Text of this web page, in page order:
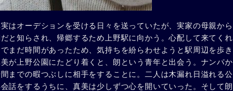
はオーデションを受ける日々を送っていたが、実家の母親から
と知らされ、帰郷するため上野駅に向かう。心配して来てくれ
まだ時間があったため、気持ちを紛らわせようと駅周辺を歩き
が上野公園にたどり着くと、朗という青年と出会う。ナンパか
までの暇つぶしに相手をすることに。二人は木漏れ日溢れる公
話をするうちに、真美は少しずつ心を開いていった。そして朗